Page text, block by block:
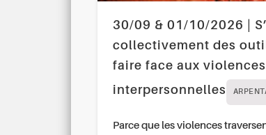
30/09 & 01/10/2026 |
collectivement des
faire face aux violences
interpersonnelles
Parce que les violences